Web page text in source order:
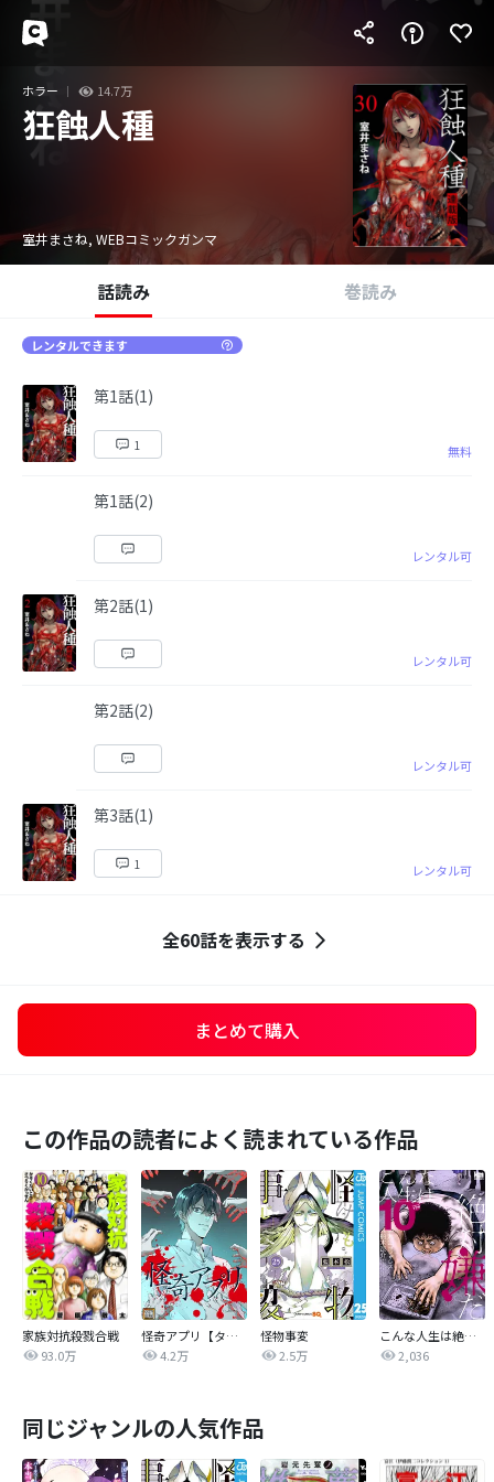
ホラー 14.7万
狂蝕人種
室井まさね, WEBコミックガンマ
話読み 巻読み
レンタルできます
第1話(1)
1 無料
第1話(2)
レンタル可
第2話(1)
レンタル可
第2話(2)
レンタル可
第3話(1)
1 レンタル可
全60話を表示する
まとめて購入
この作品の読者によく読まれている作品
家族対抗殺戮合戦
93.0万
怪奇アプリ【タテヨミ】
4.2万
怪物事変
2.5万
こんな人生は絶対嫌だ
2,036
同じジャンルの人気作品